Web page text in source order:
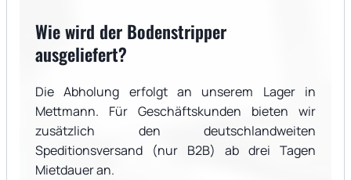
Wie wird der Bodenstripper
ausgeliefert?
Die Abholung erfolgt an unserem Lager in
Mettmann. Für Geschäftskunden bieten wir
zusätzlich den deutschlandweiten
Speditionsversand (nur B2B) ab drei Tagen
Mietdauer an.